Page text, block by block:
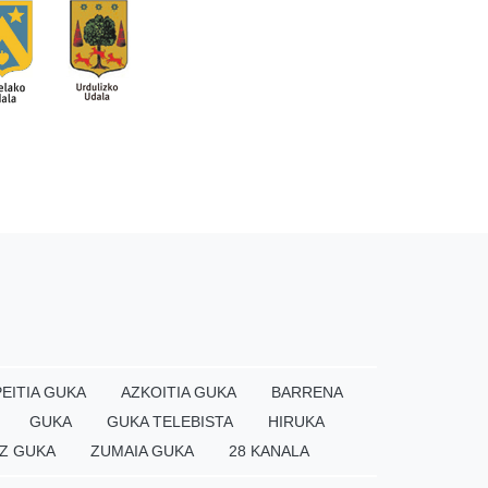
GUKA AZKOITIA GUKA
BARRENA
GUKA
GUKA TELEBISTA
HIRUKA
GUKA
ZUMAIA GUKA 28 KANALA